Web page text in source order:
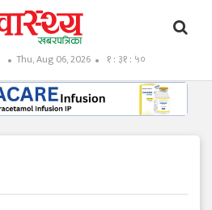
Thu, Aug 06, 2026 १ : ३१ : ५१